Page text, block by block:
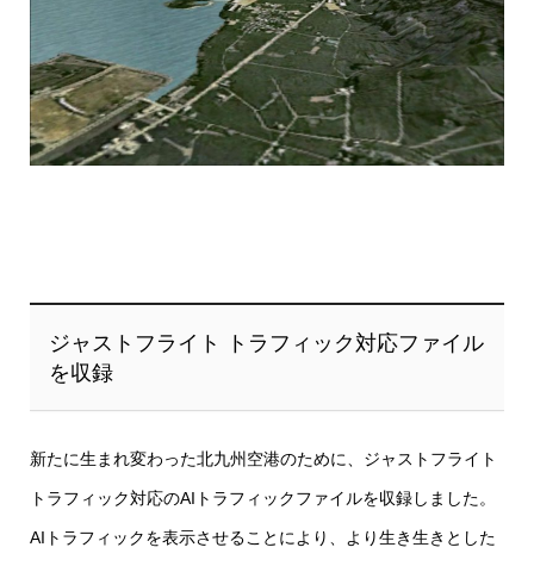
ジャストフライト トラフィック対応ファイル
を収録
新たに生まれ変わった北九州空港のために、ジャストフライト
トラフィック対応のAIトラフィックファイルを収録しました。
AIトラフィックを表示させることにより、より生き生きとした